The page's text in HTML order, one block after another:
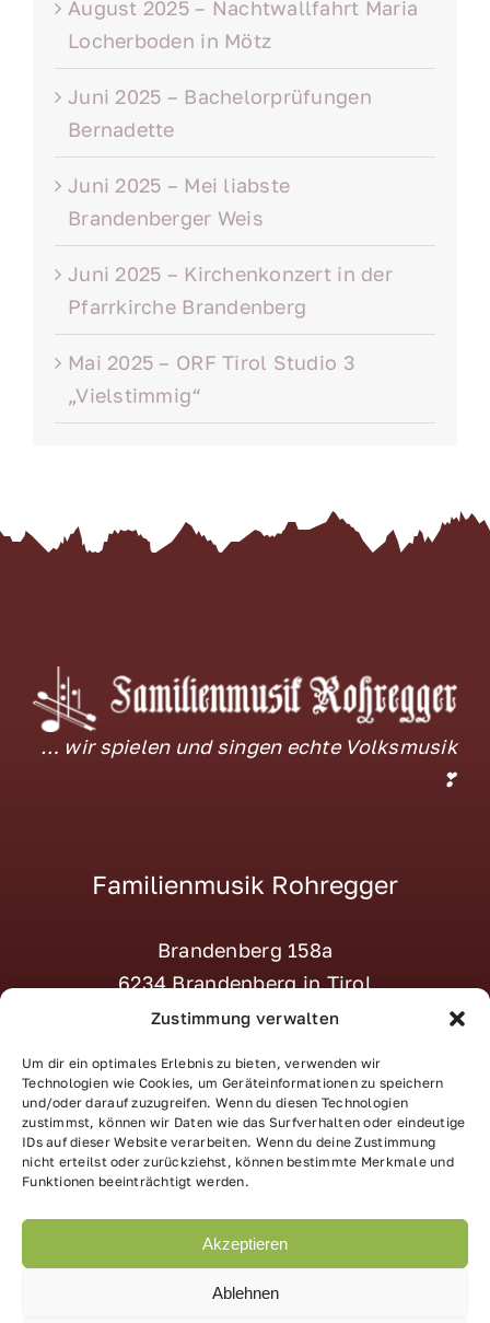
Zustimmung verwalten
Um dir ein optimales Erlebnis zu bieten, verwenden wir
Technologien wie Cookies, um Geräteinformationen zu speichern
und/oder darauf zuzugreifen. Wenn du diesen Technologien
zustimmst, können wir Daten wie das Surfverhalten oder eindeutige
IDs auf dieser Website verarbeiten. Wenn du deine Zustimmung
nicht erteilst oder zurückziehst, können bestimmte Merkmale und
Funktionen beeinträchtigt werden.
Akzeptieren
Ablehnen
August 2025 – Nachtwallfahrt Maria
Locherboden in Mötz
Juni 2025 – Bachelorprüfungen
Bernadette
Juni 2025 – Mei liabste
Brandenberger Weis
Juni 2025 – Kirchenkonzert in der
Pfarrkirche Brandenberg
Mai 2025 – ORF Tirol Studio 3
„Vielstimmig“
… wir spielen und singen echte Volksmusik
❣
Familienmusik Rohregger
Brandenberg 158a
6234 Brandenberg in Tirol
tanja@familienmusik-rohregger.at
Social: –> Instagram
Impressum|Datenschutz